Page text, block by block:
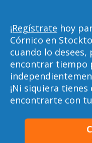
¡Regístrate hoy
Córnico en
cuando lo
encontrar tiempo
¡Ni siquiera
encontrarte con